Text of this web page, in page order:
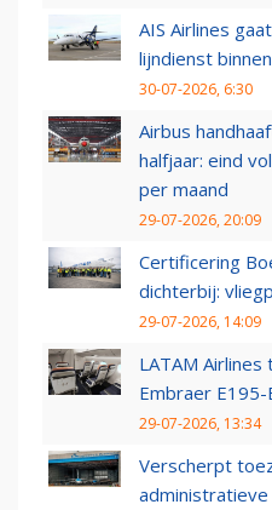
AIS Airlines
lijndienst
30-07-2026, 6:30
Airbus
halfjaar: eind
per maand
29-07-2026, 20:09
Certificering
dichterbij:
29-07-2026, 14:09
LATAM
Embraer E195-
29-07-2026, 13:34
Verscherpt
administratieve